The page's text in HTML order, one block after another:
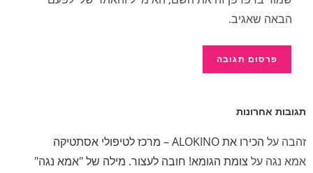
הבאה שאגיב.
תגובות אחרונות
זהבהעלהכירו את ALOKINO – מרכז לטיפולי אסתטיקה
אמא נגהעלצומת הגומא! חובה לעצור. מילה של "אמא נגה"